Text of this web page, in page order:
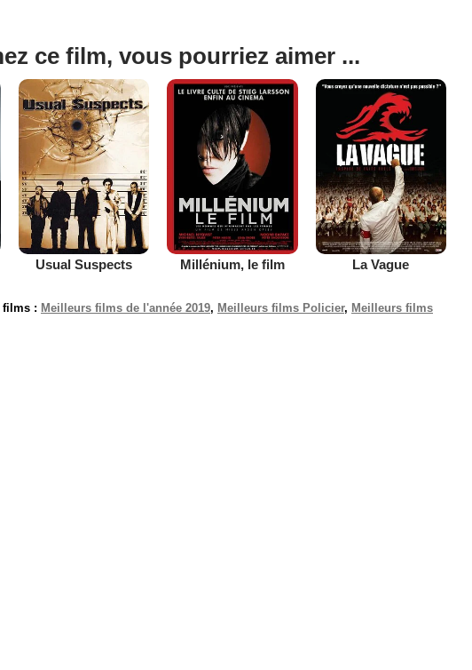
ce film, vous pourriez aimer ...
Usual Suspects Millénium, le film La Vague
films : Meilleurs films de l'année 2019, Meilleurs films Policier, Meilleurs films